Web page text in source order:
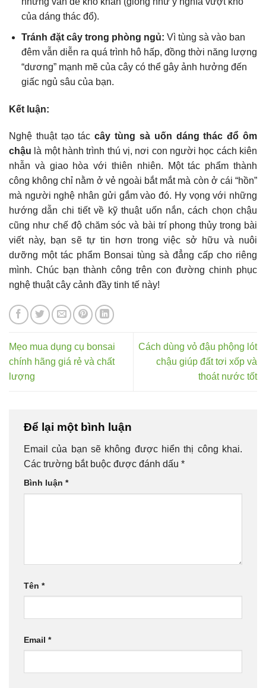
của dáng thác đổ).
Tránh đặt cây trong phòng ngủ: Vì tùng sà vào ban
đêm vẫn diễn ra quá trình hô hấp, đồng thời năng lượng
“dương” mạnh mẽ của cây có thể gây ảnh hưởng đến
giấc ngủ sâu của bạn.
Kết luận:
Nghệ thuật tạo táccây tùng sà uốn dáng thác đổ ôm
chậu là một hành trình thú vị, nơi con người học cách kiên
nhẫn và giao hòa với thiên nhiên. Một tác phẩm thành
công không chỉ nằm ở vẻ ngoài bắt mắt mà còn ở cái “hồn”
mà người nghệ nhân gửi gắm vào đó. Hy vọng với những
hướng dẫn chi tiết về kỹ thuật uốn nắn, cách chọn chậu
cũng như chế độ chăm sóc và bài trí phong thủy trong bài
viết này, bạn sẽ tự tin hơn trong việc sở hữu và nuôi
dưỡng một tác phẩm Bonsai tùng sà đẳng cấp cho riêng
mình. Chúc bạn thành công trên con đường chinh phục
nghệ thuật cây cảnh đầy tinh tế này!
Mẹo mua dụng cụ bonsai
chính hãng giá rẻ và chất
lượng
Cách dùng vỏ đậu phộng lót
chậu giúp đất tơi xốp và
thoát nước tốt
Để lại một bình luận
Email của bạn sẽ không được hiển thị công khai.
Các trường bắt buộc được đánh dấu *
Bình luận *
Tên *
Email *